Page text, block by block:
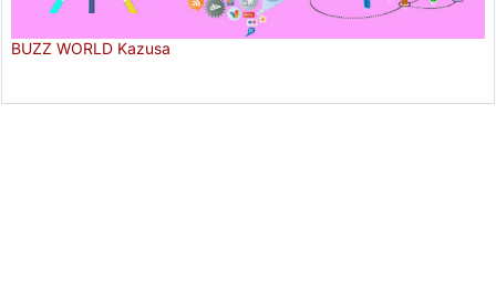
BUZZ WORLD Kazusa